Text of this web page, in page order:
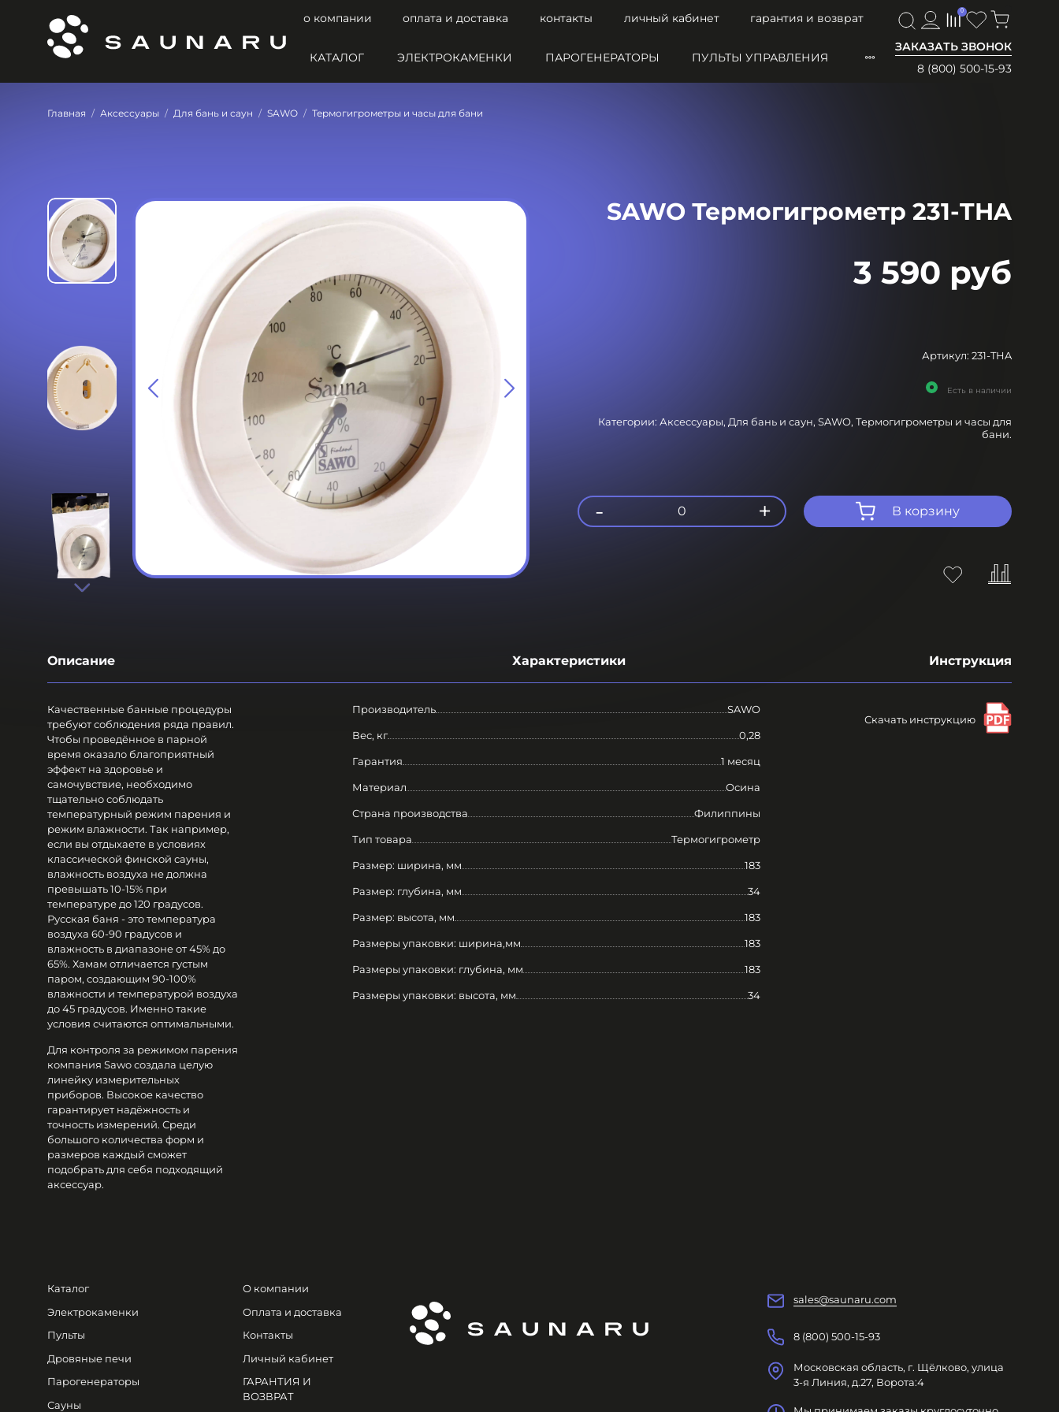
о компании оплата и доставка контакты личный кабинет
гарантия и возврат
ЗАКАЗАТЬ ЗВОНОК
8 (800) 500-15-93
0
КАТАЛОГ ЭЛЕКТРОКАМЕНКИ ПАРОГЕНЕРАТОРЫ ПУЛЬТЫ УПРАВЛЕНИЯ
Главная Аксессуары Для бань и саун SAWO Термогигрометры и часы для бани
SAWO Термогигрометр 231-THA
3 590 руб
Артикул: 231-THA
Есть в наличии
Категории: Аксессуары, Для бань и саун, SAWO, Термогигрометры и часы для
бани.
В корзину
- 0 +
Описание Характеристики Инструкция
Качественные банные процедуры
требуют соблюдения ряда правил.
Чтобы проведённое в парной
время оказало благоприятный
эффект на здоровье и
самочувствие, необходимо
тщательно соблюдать
температурный режим парения и
режим влажности. Так например,
если вы отдыхаете в условиях
классической финской сауны,
влажность воздуха не должна
превышать 10-15% при
температуре до 120 градусов.
Русская баня - это температура
воздуха 60-90 градусов и
влажность в диапазоне от 45% до
65%. Хамам отличается густым
паром, создающим 90-100%
влажности и температурой воздуха
до 45 градусов. Именно такие
условия считаются оптимальными.
Для контроля за режимом парения
компания Sawo создала целую
линейку измерительных
приборов. Высокое качество
гарантирует надёжность и
точность измерений. Среди
большого количества форм и
размеров каждый сможет
подобрать для себя подходящий
аксессуар.
Производитель SAWO
Вес, кг 0,28
Гарантия 1 месяц
Материал Осина
Страна производства Филиппины
Тип товара Термогигрометр
Размер: ширина, мм 183
Размер: глубина, мм 34
Размер: высота, мм 183
Размеры упаковки: ширина,мм 183
Размеры упаковки: глубина, мм 183
Размеры упаковки: высота, мм 34
Скачать инструкцию
Каталог
Электрокаменки
Пульты
Дровяные печи
Парогенераторы
Сауны
О компании
Оплата и доставка
Контакты
Личный кабинет
ГАРАНТИЯ И
ВОЗВРАТ
sales@saunaru.com
8 (800) 500-15-93
Московская область, г. Щёлково, улица
3-я Линия, д.27, Ворота:4